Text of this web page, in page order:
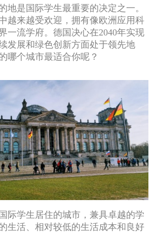
是国际学生最重要的决定之一。
越来越受欢迎，拥有像欧洲应用科
一流学府。德国决心在2040年实现
发展和绿色创新方面处于领先地
哪个城市最适合你呢？
学生居住的城市，兼具卓越的学
生活、相对较低的生活成本和良好